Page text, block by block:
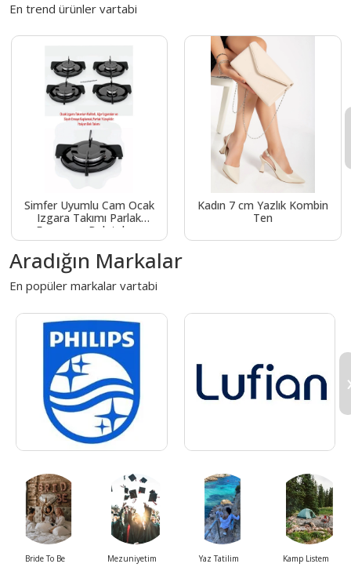
En trend ürünler vartabi
Simfer Uyumlu Cam Ocak
Izgara Takımı Parlak
Emaye ve Bek takımı
Kadın 7 cm Yazlık Kombin
Ten
Aradığın Markalar
En popüler markalar vartabi
Bride To Be Mezuniyetim Yaz Tatilim Kamp Listem